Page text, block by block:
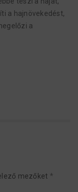
a hajnövekedést,
a
mezőket *